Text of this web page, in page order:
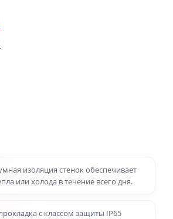
изоляция стенок обеспечивает
или холода в течение всего дня.
с классом защиты IP65